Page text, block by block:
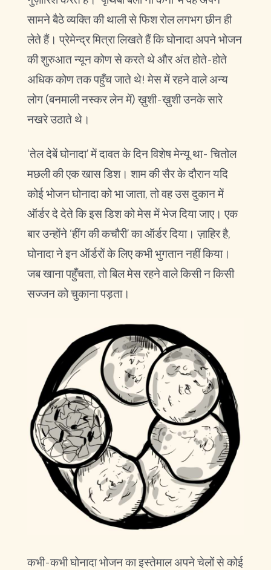
सामने बैठे व्यक्ति की थाली से फिश रोल लगभग छीन ही
लेते हैं। प्रेमेन्द्र मित्रा लिखते हैं कि घोनादा अपने भोजन
की शुरुआत न्यून कोण से करते थे और अंत होते-होते
अधिक कोण तक पहुँच जाते थे! मेस में रहने वाले अन्य
लोग (बनमाली नस्कर लेन में) ख़ुशी-ख़ुशी उनके सारे
नखरे उठाते थे।
‘तेल देबें घोनादा’ में दावत के दिन विशेष मेन्यू था- चितोल
मछली की एक खास डिश। शाम की सैर के दौरान यदि
कोई भोजन घोनादा को भा जाता, तो वह उस दुकान में
ऑर्डर दे देते कि इस डिश को मेस में भेज दिया जाए। एक
बार उन्होंने ‘हींग की कचौरी’ का ऑर्डर दिया। ज़ाहिर है,
घोनादा ने इन ऑर्डरों के लिए कभी भुगतान नहीं किया।
जब खाना पहुँचता, तो बिल मेस रहने वाले किसी न किसी
सज्जन को चुकाना पड़ता।
कभी-कभी घोनादा भोजन का इस्तेमाल अपने चेलों से कोई